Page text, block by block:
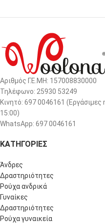
Αριθμός Γ.Ε.ΜΗ: 157008830000
Τηλέφωνο: 25930 53249
Κινητό: 697 0046161
15:00)
WhatsApp: 697 0046161
ΚΑΤΗΓΟΡΙΕΣ
Άνδρες
Δραστηριότητες
Ρούχα ανδρικά
Γυναίκες
Δραστηριότητες
Ρούχα γυναικεία